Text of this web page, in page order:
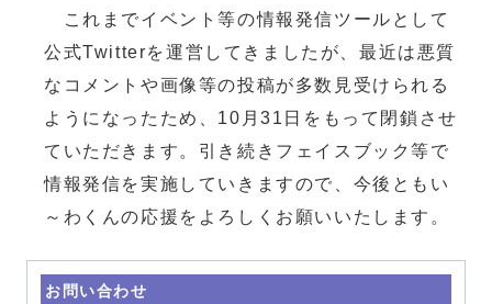
これまでイベント等の情報発信ツールとして
公式Twitterを運営してきましたが、最近は悪質
なコメントや画像等の投稿が多数見受けられる
ようになったため、10月31日をもって閉鎖させ
ていただきます。引き続きフェイスブック等で
情報発信を実施していきますので、今後ともい
～わくんの応援をよろしくお願いいたします。
お問い合わせ